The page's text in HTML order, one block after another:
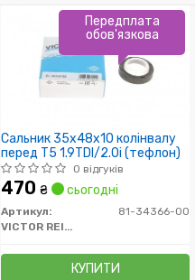
Сальник 35x48x10 колінвалу
перед T5 1.9TDI/2.0i (тефлон)
0 відгуків
470 ₴ сьогодні
Артикул:
81-34366-00
VICTOR REINZ
КУПИТИ
Передплата
обов'язкова